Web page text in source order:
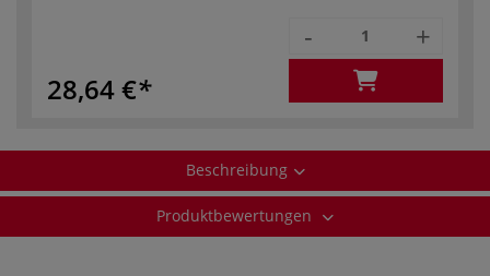
28,64 €
- +
Beschreibung
Produktbewertungen